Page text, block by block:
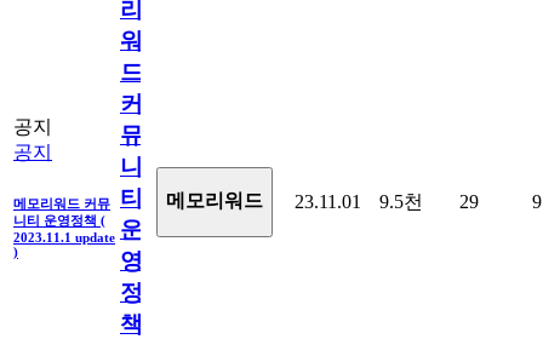
공지
공지
메모리워드 커뮤
니티 운영정책 (
2023.11.1 update
)
리
워
드
커
뮤
니
티
운
영
정
책
메모리워드 23.11.01 9.5천 29 9